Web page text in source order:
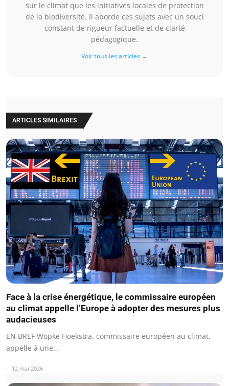
sur le climat que les initiatives locales de protection
de la biodiversité. Il aborde ces sujets avec un souci
constant de rigueur factuelle et de clarté
pédagogique.
Voir tous les articles →
ARTICLES SIMILAIRES
Face à la crise énergétique, le commissaire européen
au climat appelle l’Europe à adopter des mesures plus
audacieuses
EN BREF Wopke Hoekstra, commissaire européen au climat,
appelle à une…
12 mai 2026